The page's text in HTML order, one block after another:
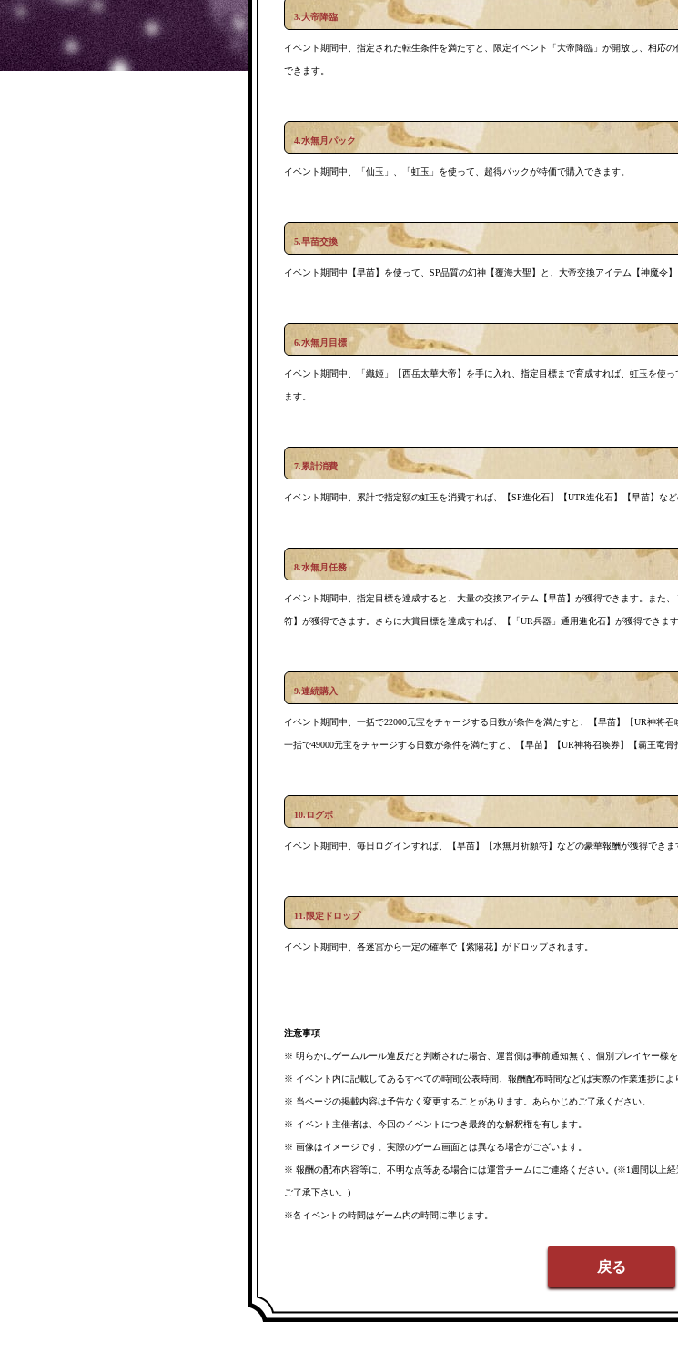
3.大帝降臨
イベント期間中、指定された転生条件を満たすと、限定イベント「大帝降臨」が開放し、相応
できます。
4.水無月パック
イベント期間中、「仙玉」、「虹玉」を使って、超得パックが特価で購入できます。
5.早苗交換
イベント期間中【早苗】を使って、SP品質の幻神【覆海大聖】と、大帝交換アイテム【神魔令
6.水無月目標
イベント期間中、「織姬」【西岳太華大帝】を手に入れ、指定目標まで育成すれば、虹玉を使
ます。
7.累計消費
イベント期間中、累計で指定額の虹玉を消費すれば、【SP進化石】【UTR進化石】【早苗】など
8.水無月任務
イベント期間中、指定目標を達成すると、大量の交換アイテム【早苗】が獲得できます。また
符】が獲得できます。さらに大賞目標を達成すれば、【「UR兵器」通用進化石】が獲得できます
9.連続購入
イベント期間中、一括で22000元宝をチャージする日数が条件を満たすと、【早苗】【UR神将
一括で49000元宝をチャージする日数が条件を満たすと、【早苗】【UR神将召唤券】【霸王竜
10.ログボ
イベント期間中、毎日ログインすれば、【早苗】【水無月祈願符】などの豪華報酬が獲得できま
11.限定ドロップ
イベント期間中、各迷宮から一定の確率で【紫陽花】がドロップされます。
注意事項
※ 明らかにゲームルール違反だと判断された場合、運営側は事前通知無く、個別プレイヤー様
※ イベント内に記載してあるすべての時間(公表時間、報酬配布時間など)は実際の作業進捗によ
※ 当ページの掲載内容は予告なく変更することがあります。あらかじめご了承ください。
※ イベント主催者は、今回のイベントにつき最終的な解釈権を有します。
※ 画像はイメージです。実際のゲーム画面とは異なる場合がございます。
※ 報酬の配布内容等に、不明な点等ある場合には運営チームにご連絡ください。(※1週間以上
ご了承下さい。)
※各イベントの時間はゲーム内の時間に準じます。
戻る